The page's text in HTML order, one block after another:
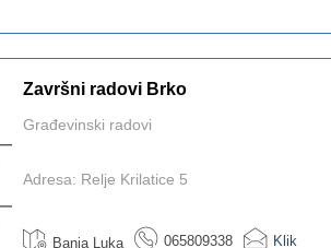
Završni radovi Brko
Građevinski radovi
Adresa: Relje Krilatice 5
Banja Luka 065809338 Klik